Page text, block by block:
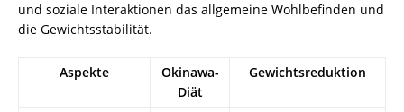
und soziale Interaktionen das allgemeine Wohlbefinden und
die Gewichtsstabilität.
Aspekte
Okinawa-
Diät
Gewichtsreduktion